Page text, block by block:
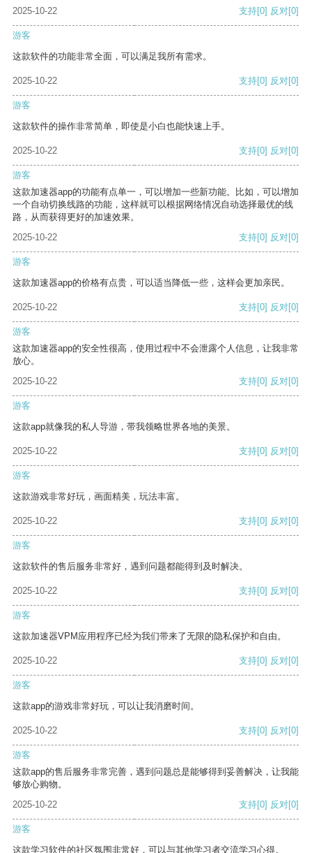
2025-10-22
支持[0] 反对[0]
游客
这款软件的功能非常全面，可以满足我所有需求。
2025-10-22 支持[0] 反对[0]
游客
这款软件的操作非常简单，即使是小白也能快速上手。
2025-10-22 支持[0] 反对[0]
游客
这款加速器app的功能有点单一，可以增加一些新功能。比如，可以增加
一个自动切换线路的功能，这样就可以根据网络情况自动选择最优的线
路，从而获得更好的加速效果。
2025-10-22
支持[0] 反对[0]
游客
这款加速器app的价格有点贵，可以适当降低一些，这样会更加亲民。
2025-10-22 支持[0] 反对[0]
游客
这款加速器app的安全性很高，使用过程中不会泄露个人信息，让我非常
放心。
2025-10-22
支持[0] 反对[0]
游客
这款app就像我的私人导游，带我领略世界各地的美景。
2025-10-22 支持[0] 反对[0]
游客
这款游戏非常好玩，画面精美，玩法丰富。
2025-10-22 支持[0] 反对[0]
游客
这款软件的售后服务非常好，遇到问题都能得到及时解决。
2025-10-22 支持[0] 反对[0]
游客
这款加速器VPM应用程序已经为我们带来了无限的隐私保护和自由。
2025-10-22 支持[0] 反对[0]
游客
这款app的游戏非常好玩，可以让我消磨时间。
2025-10-22 支持[0] 反对[0]
游客
这款app的售后服务非常完善，遇到问题总是能够得到妥善解决，让我能
够放心购物。
2025-10-22
支持[0] 反对[0]
游客
这款学习软件的社区氛围非常好，可以与其他学习者交流学习心得。